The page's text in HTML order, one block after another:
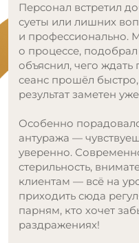
Персонал встретил
суеты или лишних
и профессионально.
о процессе,
объяснил, чего
сеанс прошёл
результат заметен
Особенно
антуража —
уверенно.
стерильность,
клиентам — всё на
приходить сюда
парням, кто хочет
раздражениях!